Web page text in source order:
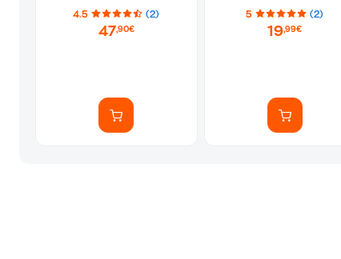
(77003)
4.5 (2)
47,90€
5 (2)
19,99€